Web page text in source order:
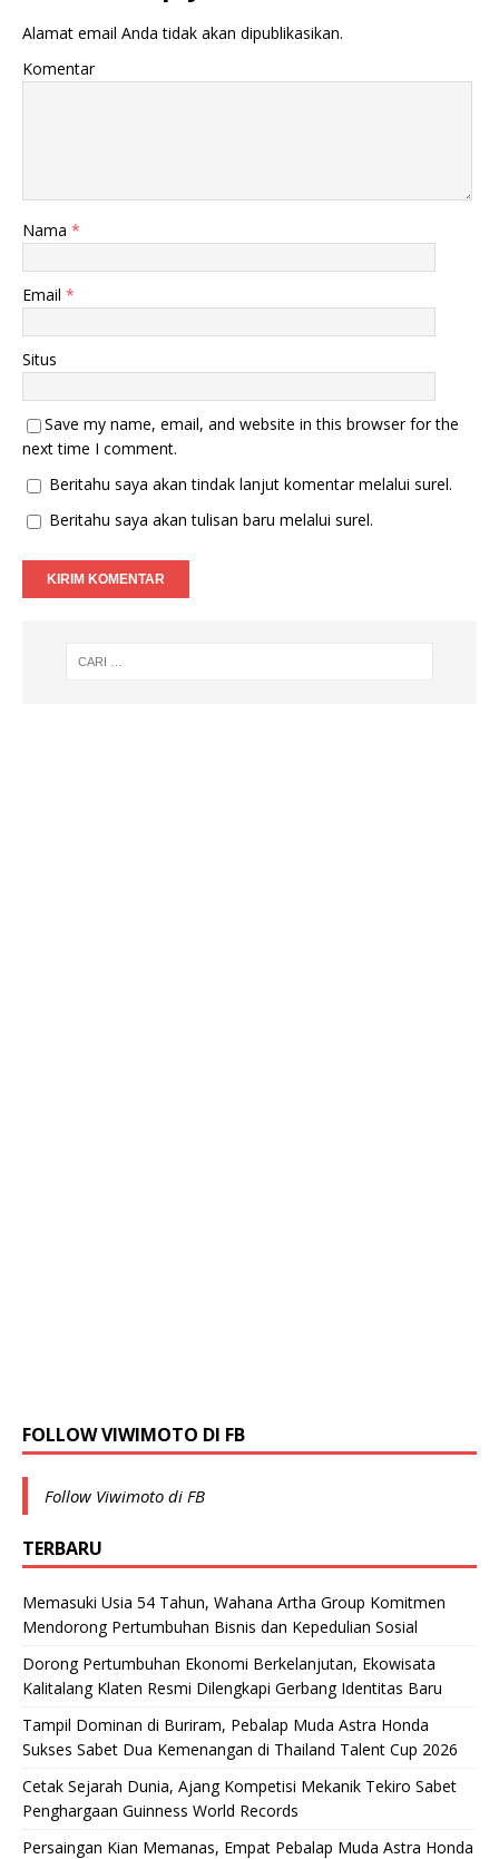
Alamat email Anda tidak akan dipublikasikan.
Komentar
Nama *
Email *
Situs
Save my name, email, and website in this browser for the
next time I comment.
Beritahu saya akan tindak lanjut komentar melalui surel.
Beritahu saya akan tulisan baru melalui surel.
FOLLOW VIWIMOTO DI FB
Follow Viwimoto di FB
TERBARU
Memasuki Usia 54 Tahun, Wahana Artha Group Komitmen
Mendorong Pertumbuhan Bisnis dan Kepedulian Sosial
Dorong Pertumbuhan Ekonomi Berkelanjutan, Ekowisata
Kalitalang Klaten Resmi Dilengkapi Gerbang Identitas Baru
Tampil Dominan di Buriram, Pebalap Muda Astra Honda
Sukses Sabet Dua Kemenangan di Thailand Talent Cup 2026
Cetak Sejarah Dunia, Ajang Kompetisi Mekanik Tekiro Sabet
Penghargaan Guinness World Records
Persaingan Kian Memanas, Empat Pebalap Muda Astra Honda